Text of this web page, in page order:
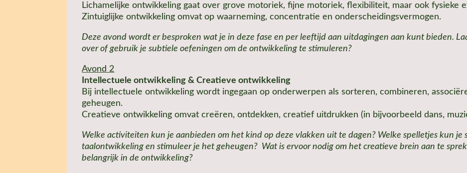
Lichamelijke ontwikkeling gaat over grove motoriek, fijne motoriek, flexibiliteit, maar ook fysieke
Zintuiglijke ontwikkeling omvat op waarneming, concentratie en onderscheidingsvermogen.
Deze avond wordt er besproken wat je in deze fase en per leeftijd aan uitdagingen aan kunt bieden.
over of gebruik je subtiele oefeningen om de ontwikkeling te stimuleren?
Avond 2
Intellectuele ontwikkeling & Creatieve ontwikkeling
Bij intellectuele ontwikkeling wordt ingegaan op onderwerpen als sorteren, combineren,
geheugen.
Creatieve ontwikkeling omvat creëren, ontdekken, creatief uitdrukken (in bijvoorbeeld dans,
Welke activiteiten kun je aanbieden om het kind op deze vlakken uit te dagen? Welke spelletjes kun je
taalontwikkeling en stimuleer je het geheugen? Wat is ervoor nodig om het creatieve brein aan te
belangrijk in de ontwikkeling?